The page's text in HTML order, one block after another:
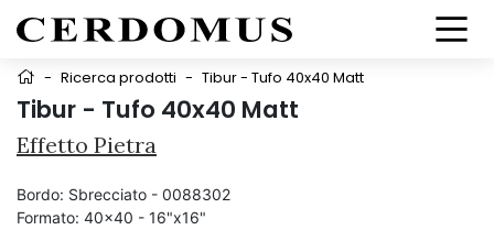
- Ricerca prodotti - Tibur - Tufo 40x40 Matt
Tibur - Tufo 40x40 Matt
Effetto Pietra
Bordo: Sbrecciato - 0088302
Formato: 40x40 - 16"x16"